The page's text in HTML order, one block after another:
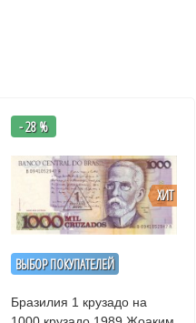
ВЫБОР ПОКУПАТЕЛЕЙ
ХИТ
- 28 %
Бразилия 1 крузадо на